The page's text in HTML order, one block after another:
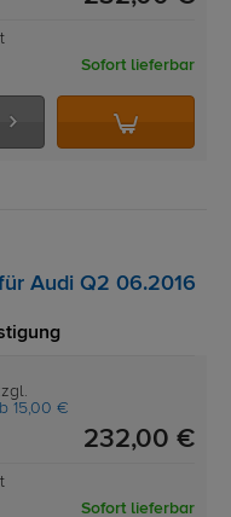
Sofort lieferbar
Audi Q2 06.2016
15,00 €
232,00 €
Sofort lieferbar